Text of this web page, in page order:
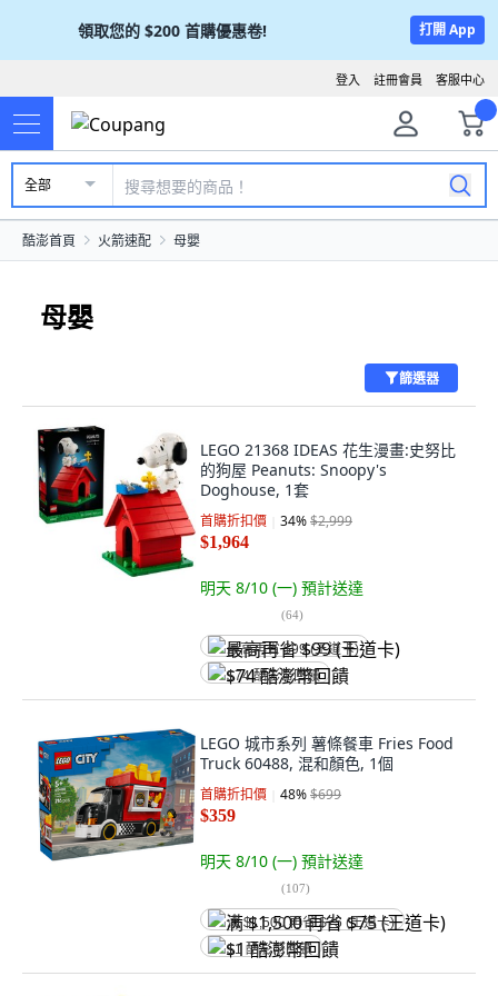
領取您的 $200 首購優惠卷! 打開 App
客服中心
註冊會員
登入
全部
酷澎首頁 火箭速配 母嬰
母嬰
篩選器
LEGO 21368 IDEAS 花生漫畫:史努比
的狗屋 Peanuts: Snoopy's
Doghouse, 1套
首購折扣價 34%$2,999
$1,964
明天 8/10 (一) 預計送達
(64)
最高再省 $99 (王道卡)
$74 酷澎幣回饋
LEGO 城市系列 薯條餐車 Fries Food
Truck 60488, 混和顏色, 1個
首購折扣價 48%$699
$359
明天 8/10 (一) 預計送達
(107)
满 $1,500 再省 $75 (王道卡)
$1 酷澎幣回饋